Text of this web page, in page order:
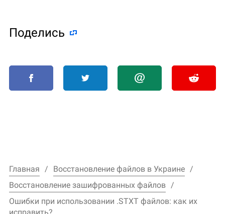
Поделиcь
Главная
Восстановление файлов в Украине
Восстановление зашифрованных файлов
Ошибки при использовании .STXT файлов: как их